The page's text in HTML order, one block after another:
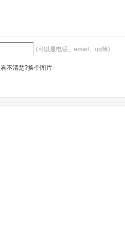
(可以是电话、email、qq等)
看不清楚?换个图片